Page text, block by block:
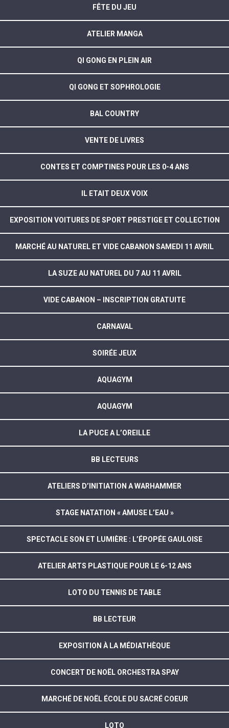
FÊTE DU JEU
ATELIER MANGA
QI GONG EN PLEIN AIR
QI GONG ET SOPHROLOGIE
BAL COUNTRY
VENTE DE LIVRES
CONTES ET COMPTINES POUR LES 0-4 ANS
IL ETAIT DEUX VOIX
EXPOSITION VOITURES DE SPORT PRESTIGE ET COLLECTION
MARCHÉ AU NATUREL ET VIDE CABANON SAMEDI 11 AVRIL
LA SUZE AU NATUREL DU 7 AU 11 AVRIL
VIDE CABANON – INSCRIPTION GRATUITE
CARNAVAL
SOIRÉE JEUX
AQUAGYM
AQUAGYM
LA PUCE A L’OREILLE
BB LECTEURS
ATELIERS D’INITIATION A WARHAMMER
STAGE NATATION « AMUSE L’EAU »
SPECTACLE SON ET LUMIÈRE : L’ÉPOPÉE GAULOISE
ATELIER ARTS PLASTIQUE POUR LE 6-12 ANS
LOTO DU TENNIS DE TABLE
BB LECTEUR
EXPOSITION À LA MÉDIATHÈQUE
CONCERT DE NOËL ORCHESTRA SPAY
MARCHÉ DE NOËL ÉCOLE DU SACRÉ COEUR
LOTO